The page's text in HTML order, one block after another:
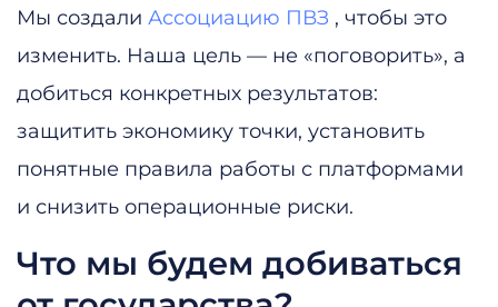
Мы создали Ассоциацию ПВЗ , чтобы это
изменить. Наша цель — не «поговорить», а
добиться конкретных результатов:
защитить экономику точки, установить
понятные правила работы с платформами
и снизить операционные риски.
Что мы будем добиваться